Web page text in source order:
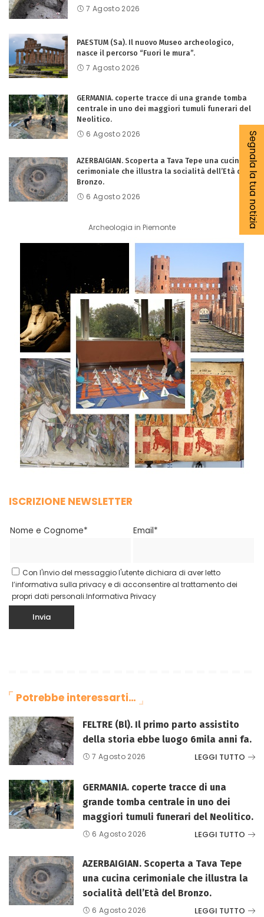
7 Agosto 2026
PAESTUM (Sa). Il nuovo Museo archeologico,
nasce il percorso “Fuori le mura”.
7 Agosto 2026
GERMANIA. coperte tracce di una grande tomba
centrale in uno dei maggiori tumuli funerari del
Neolitico.
6 Agosto 2026
AZERBAIGIAN. Scoperta a Tava Tepe una cucina
cerimoniale che illustra la socialità dell’Età del
Bronzo.
6 Agosto 2026
Archeologia in Piemonte
ISCRIZIONE NEWSLETTER
Nome e Cognome* Email*
Con l'invio del messaggio l'utente dichiara di aver letto
l’informativa sulla privacy e di acconsentire al trattamento dei
propri dati personali.Informativa Privacy
Potrebbe interessarti…
FELTRE (Bl). Il primo parto assistito
della storia ebbe luogo 6mila anni fa.
7 Agosto 2026 LEGGI TUTTO
GERMANIA. coperte tracce di una
grande tomba centrale in uno dei
maggiori tumuli funerari del Neolitico.
6 Agosto 2026 LEGGI TUTTO
AZERBAIGIAN. Scoperta a Tava Tepe
una cucina cerimoniale che illustra la
socialità dell’Età del Bronzo.
6 Agosto 2026 LEGGI TUTTO
Segnala la tua notizia